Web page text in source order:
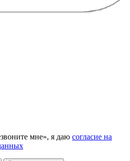
мне», я даю согласие на